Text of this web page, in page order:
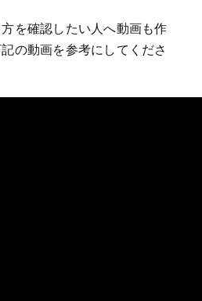
を確認したい人へ動画も作
の動画を参考にしてくださ